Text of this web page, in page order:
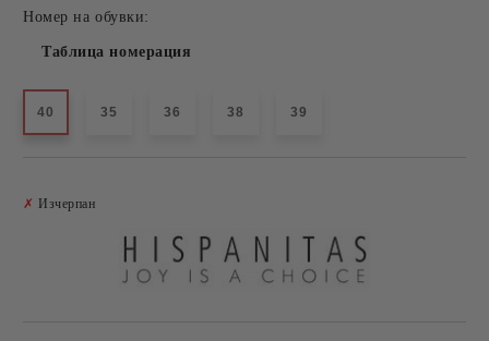
Номер на обувки:
Таблица номерация
40 35 36 38 39
✗ Изчерпан